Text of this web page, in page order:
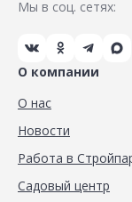
Мы в соц. сетях:
О компании
О нас
Новости
Работа в
Садовый центр